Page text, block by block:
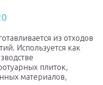
из отходов
Используется как
плиток,
материалов,